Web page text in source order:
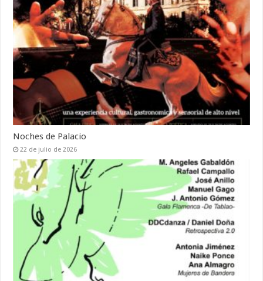
Noches de Palacio
22 de julio de 2026